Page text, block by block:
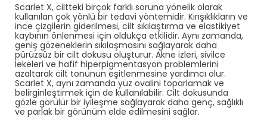
Scarlet X, ciltteki birçok farklı soruna yönelik olarak
kullanılan çok yönlü bir tedavi yöntemidir. Kırışıklıkların ve
ince çizgilerin giderilmesi, cilt sıkılaştırma ve elastikiyet
kaybının önlenmesi için oldukça etkilidir. Aynı zamanda,
geniş gözeneklerin sıkılaşmasını sağlayarak daha
pürüzsüz bir cilt dokusu oluşturur. Akne izleri, sivilce
lekeleri ve hafif hiperpigmentasyon problemlerini
azaltarak cilt tonunun eşitlenmesine yardımcı olur.
Scarlet X, aynı zamanda yüz ovalini toparlamak ve
belirginleştirmek için de kullanılabilir. Cilt dokusunda
gözle görülür bir iyileşme sağlayarak daha genç, sağlıklı
ve parlak bir görünüm elde edilmesini sağlar.